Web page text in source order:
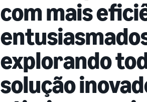
com mais
explorando
solução